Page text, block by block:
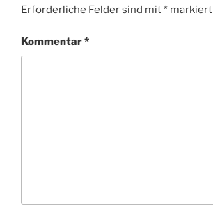
Erforderliche Felder sind mit* markiert
Kommentar*